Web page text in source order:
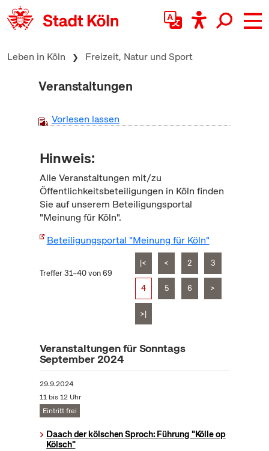
zum Inhalt springen
Leben in Köln Freizeit, Natur und Sport
Veranstaltungen
Vorlesen lassen
Hinweis:
Alle Veranstaltungen mit/zu
Öffentlichkeitsbeteiligungen in Köln finden
Sie auf unserem Beteiligungsportal
"Meinung für Köln".
Beteiligungsportal "Meinung für Köln"
Treffer 31–40 von 69
|< < 2 3
4 5 6 >
>|
Veranstaltungen für Sonntags
September 2024
29.9.2024
11 bis 12 Uhr
Eintritt frei
Daach der kölschen Sproch: Führung "Kölle op
Kölsch"